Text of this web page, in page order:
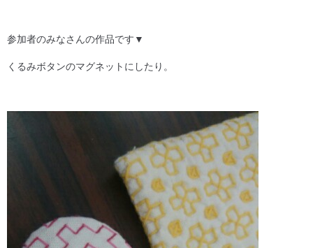
参加者のみなさんの作品です▼
くるみボタンのマグネットにしたり。